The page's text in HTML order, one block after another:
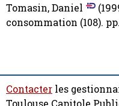
Tomasin, Daniel
consommation (108).
Contacter les